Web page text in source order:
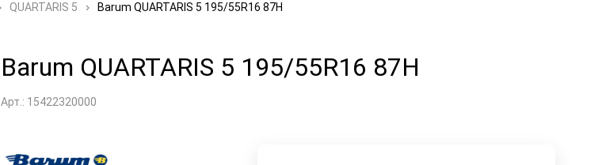
QUARTARIS 5 Barum QUARTARIS 5 195/55R16 87H
Barum QUARTARIS 5 195/55R16 87H
Арт.: 15422320000